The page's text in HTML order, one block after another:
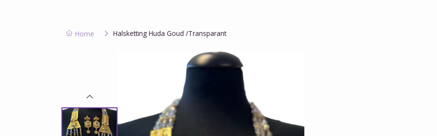
Home Halsketting Huda Goud /Transparant